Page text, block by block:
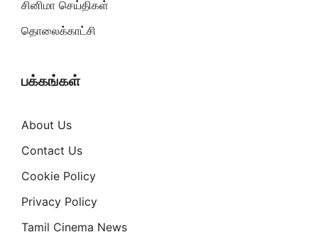
சினிமா செய்திகள்
தொலைக்காட்சி
பக்கங்கள்
About Us
Contact Us
Cookie Policy
Privacy Policy
Tamil Cinema News